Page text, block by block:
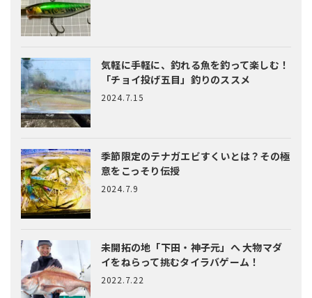
気軽に手軽に、釣れる魚を釣って楽しむ！
「チョイ投げ五目」釣りのススメ
2024.7.15
季節限定のテナガエビすくいとは？ その極
意をこっそり伝授
2024.7.9
未開拓の地「下田・神子元」へ大物マダ
イをねらって挑むタイラバゲーム！
2022.7.22